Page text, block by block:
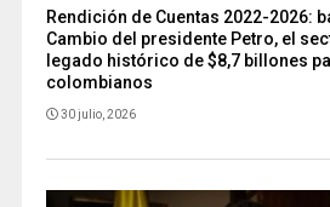
Rendición de Cuentas 2022-2026:
Cambio del presidente Petro, el
legado histórico de $8,7 billones
colombianos
30 julio, 2026